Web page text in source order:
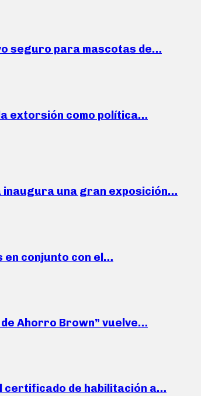
seguro para mascotas de…
extorsión como política…
inaugura una gran exposición…
en conjunto con el…
Ahorro Brown” vuelve…
certificado de habilitación a…